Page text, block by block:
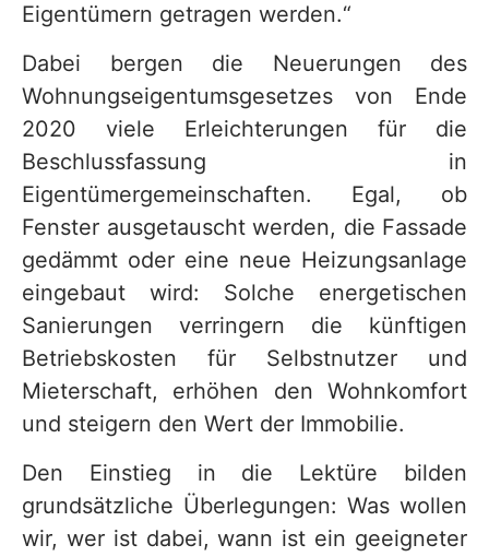
Eigentümern getragen werden.“
Dabei bergen die Neuerungen des
Wohnungseigentumsgesetzes von Ende
2020 viele Erleichterungen für die
Beschlussfassung in
Eigentümergemeinschaften. Egal, ob
Fenster ausgetauscht werden, die Fassade
gedämmt oder eine neue Heizungsanlage
eingebaut wird: Solche energetischen
Sanierungen verringern die künftigen
Betriebskosten für Selbstnutzer und
Mieterschaft, erhöhen den Wohnkomfort
und steigern den Wert der Immobilie.
Den Einstieg in die Lektüre bilden
grundsätzliche Überlegungen: Was wollen
wir, wer ist dabei, wann ist ein geeigneter